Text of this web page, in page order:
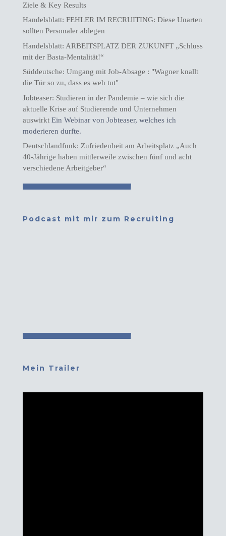
Ziele & Key Results
Handelsblatt: FEHLER IM RECRUITING: Diese Unarten
sollten Personaler ablegen
Handelsblatt: ARBEITSPLATZ DER ZUKUNFT „Schluss
mit der Basta-Mentalität!“
Süddeutsche: Umgang mit Job-Absage : "Wagner knallt
die Tür so zu, dass es weh tut"
Jobteaser: Studieren in der Pandemie – wie sich die
aktuelle Krise auf Studierende und Unternehmen
auswirktEin Webinar von Jobteaser, welches ich
moderieren durfte.
Deutschlandfunk: Zufriedenheit am Arbeitsplatz „Auch
40-Jährige haben mittlerweile zwischen fünf und acht
verschiedene Arbeitgeber“
Podcast mit mir zum Recruiting
Mein Trailer